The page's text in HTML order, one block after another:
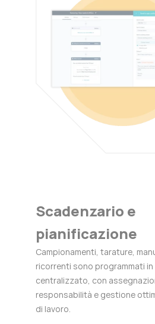
Scadenzario e
pianificazione
Campionamenti, tarature,
ricorrenti sono programmati in
centralizzato, con
responsabilità e gestione
di lavoro.